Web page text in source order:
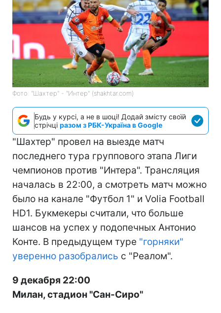
Фото: "Шахтер" - "Интер" (shakhtar.com)
Будь у курсі, а не в шоці! Додай змісту своїй
стрічці разом з РБК-Україна в Google
"Шахтер" провел на выезде матч
последнего тура группового этапа Лиги
чемпионов против "Интера". Трансляция
началась в 22:00, а смотреть матч можно
было на канале "Футбол 1" и Volia Football
HD1. Букмекеры считали, что больше
шансов на успех у подопечных Антонио
Конте. В предыдущем туре "горняки"
уверенно разобрались с "Реалом".
9 декабря 22:00
Милан, стадион "Сан-Сиро"